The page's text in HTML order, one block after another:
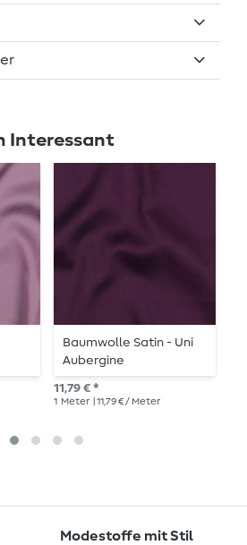
Interessant
Baumwolle Satin - Uni
Aubergine
11,79 € *
1 Meter | 11,79 € / Meter
Modestoffe mit Stil